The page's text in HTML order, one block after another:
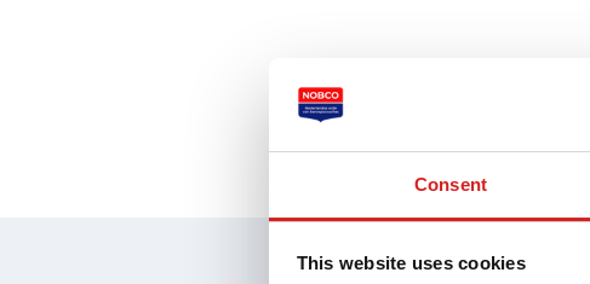
Consent
This website uses cookies